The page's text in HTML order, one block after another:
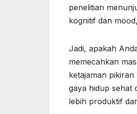
penelitian
kognitif dan
Jadi, apakah
memecahkan
ketajaman
gaya hidup sehat
lebih produktif